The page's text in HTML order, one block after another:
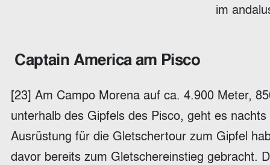
im
Captain America am Pisco
[23] Am Campo Morena auf ca. 4.900 Meter,
unterhalb des Gipfels des Pisco, geht es
Ausrüstung für die Gletschertour zum Gipfel
davor bereits zum Gletschereinstieg gebracht.